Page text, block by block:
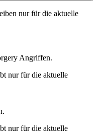
nur für die aktuelle
Angriffen.
nur für die aktuelle
nur für die aktuelle